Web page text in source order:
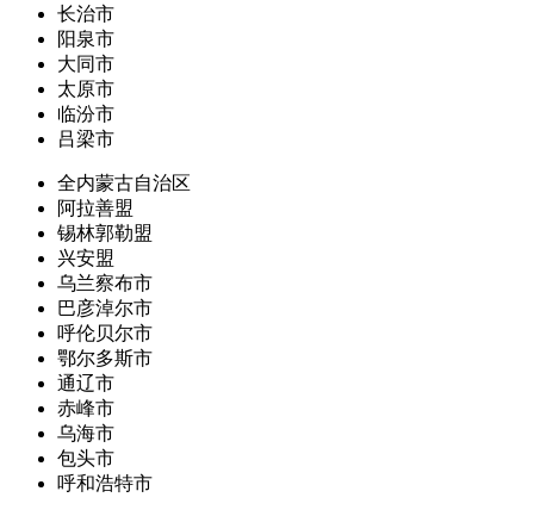
长治市
阳泉市
大同市
太原市
临汾市
吕梁市
全内蒙古自治区
阿拉善盟
锡林郭勒盟
兴安盟
乌兰察布市
巴彦淖尔市
呼伦贝尔市
鄂尔多斯市
通辽市
赤峰市
乌海市
包头市
呼和浩特市